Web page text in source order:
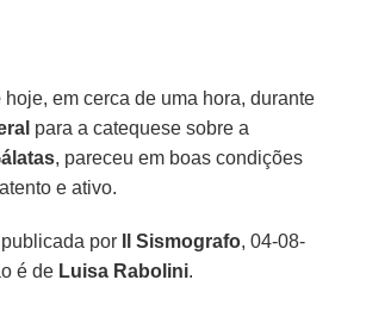
hoje, em cerca de uma hora, durante
para a catequese sobre a
, pareceu em boas condições
e ativo.
por Il Sismografo, 04-08-
é de Luisa Rabolini.